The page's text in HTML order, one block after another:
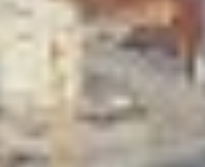
Kirjasto
Valon Kaupunki